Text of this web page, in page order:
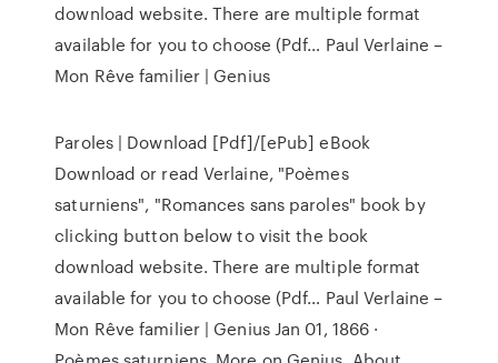
download website. There are multiple format
available for you to choose (Pdf… Paul Verlaine –
Mon Rêve familier | Genius
Paroles | Download [Pdf]/[ePub] eBook
Download or read Verlaine, "Poèmes
saturniens", "Romances sans paroles" book by
clicking button below to visit the book
download website. There are multiple format
available for you to choose (Pdf… Paul Verlaine –
Mon Rêve familier | Genius Jan 01, 1866 ·